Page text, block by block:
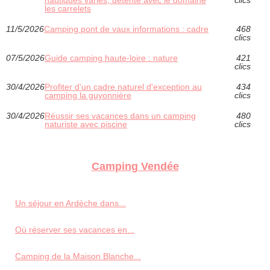
les carrelets
11/5/2026Camping pont de vaux informations : cadre
468
clics
07/5/2026Guide camping haute-loire : nature
421
clics
30/4/2026Profiter d'un cadre naturel d'exception au
camping la guyonnière
434
clics
30/4/2026Réussir ses vacances dans un camping
naturiste avec piscine
480
clics
Camping Vendée
Un séjour en Ardèche dans...
Où réserver ses vacances en...
Camping de la Maison Blanche...